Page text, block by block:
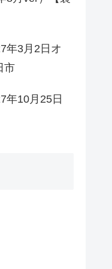
年3月2日オ
市
年10月25日